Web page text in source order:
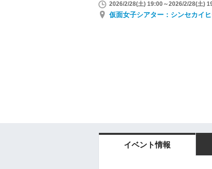
2026/2/28(土) 19:00～2026/2/28(土)
仮面女子シアター：シンセカイ
イベント情報